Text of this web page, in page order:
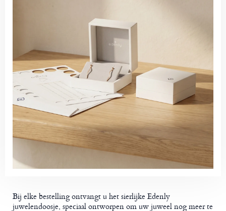
Bij elke bestelling ontvangt u het sierlijke Edenly
juwelendoosje, speciaal ontworpen om uw juweel nog meer te